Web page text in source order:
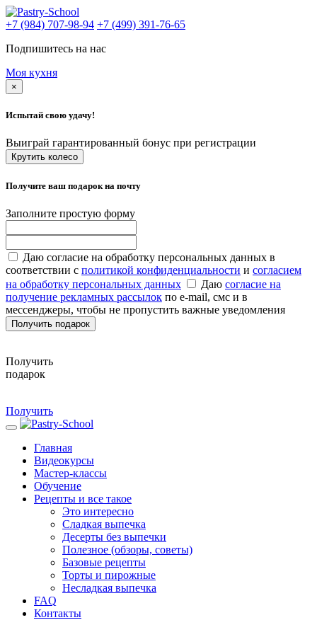
+7 (984) 707-98-94 +7 (499) 391-76-65
Подпишитесь на нас
Моя кухня
×
Испытай свою удачу!
Выиграй гарантированный бонус при регистрации
Крутить колесо
Получите ваш подарок на почту
Заполните простую форму
Даю согласие на обработку персональных данных в
соответствии с политикой конфиденциальности и согласием
на обработку персональных данных
Даю согласие на
получение рекламных рассылок по e-mail, смс и в
мессенджеры, чтобы не пропустить важные уведомления
Получить подарок
Получить
подарок
Получить
Главная
Видеокурсы
Мастер-классы
Обучение
Рецепты и все такое
Это интересно
Сладкая выпечка
Десерты без выпечки
Полезное (обзоры, советы)
Базовые рецепты
Торты и пирожные
Несладкая выпечка
FAQ
Контакты